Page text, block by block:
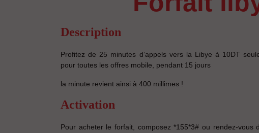
Description
Profitez de 25 minutes d’appels vers la Libye à 10DT
pour toutes les offres mobile, pendant 15 jours
la minute revient ainsi à 400 millimes !
Activation
Pour acheter le forfait, composez *155*3# ou rendez-vous